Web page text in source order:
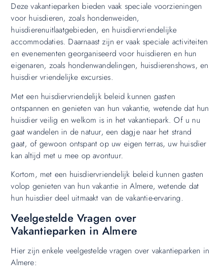
Deze vakantieparken bieden vaak speciale voorzieningen
voor huisdieren, zoals hondenweiden,
huisdierenuitlaatgebieden, en huisdiervriendelijke
accommodaties. Daarnaast zijn er vaak speciale activiteiten
en evenementen georganiseerd voor huisdieren en hun
eigenaren, zoals hondenwandelingen, huisdierenshows, en
huisdier vriendelijke excursies.
Met een huisdiervriendelijk beleid kunnen gasten
ontspannen en genieten van hun vakantie, wetende dat hun
huisdier veilig en welkom is in het vakantiepark. Of u nu
gaat wandelen in de natuur, een dagje naar het strand
gaat, of gewoon ontspant op uw eigen terras, uw huisdier
kan altijd met u mee op avontuur.
Kortom, met een huisdiervriendelijk beleid kunnen gasten
volop genieten van hun vakantie in Almere, wetende dat
hun huisdier deel uitmaakt van de vakantie-ervaring.
Veelgestelde Vragen over
Vakantieparken in Almere
Hier zijn enkele veelgestelde vragen over vakantieparken in
Almere: